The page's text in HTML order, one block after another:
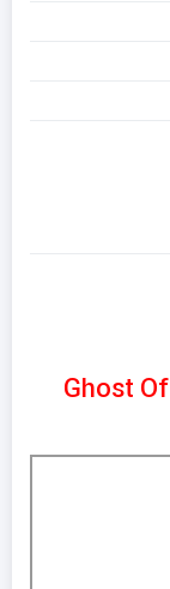
برچسب کنسول PS4 (GO) طرح Ghost Of